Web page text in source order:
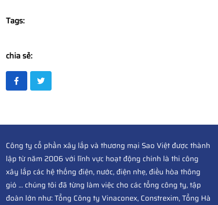
Tags:
chia sẻ:
Công ty cổ phần xây lắp và thương mại Sao Việt được thành
lập từ năm 2006 với lĩnh vực hoạt động chính là thi công
xây lắp các hệ thống điện, nước, điện nhẹ, điều hòa thông
gió ... chúng tôi đã từng làm việc cho các tổng công ty, tập
đoàn lớn như: Tổng Công ty Vinaconex, Constrexim, Tổng Hà